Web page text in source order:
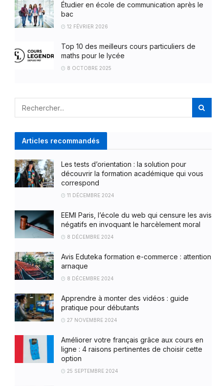
Étudier en école de communication après le
bac
12 FÉVRIER 2026
Top 10 des meilleurs cours particuliers de
maths pour le lycée
8 OCTOBRE 2025
Articles recommandés
Les tests d’orientation : la solution pour
découvrir la formation académique qui vous
correspond
11 DÉCEMBRE 2024
EEMI Paris, l’école du web qui censure les avis
négatifs en invoquant le harcèlement moral
8 DÉCEMBRE 2024
Avis Eduteka formation e-commerce : attention
arnaque
8 DÉCEMBRE 2024
Apprendre à monter des vidéos : guide
pratique pour débutants
27 NOVEMBRE 2024
Améliorer votre français grâce aux cours en
ligne : 4 raisons pertinentes de choisir cette
option
25 SEPTEMBRE 2024